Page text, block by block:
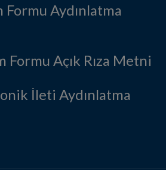
Aydınlatma
Açık Rıza Metni
İleti Aydınlatma